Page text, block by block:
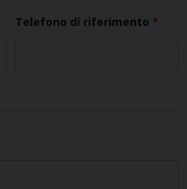
Telefono di riferimento *